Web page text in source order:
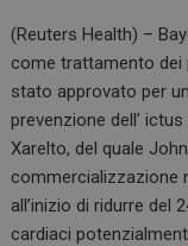
ce
b
o
o
k
ke
dI
n
(Reuters Health) –
come trattamento dei
stato approvato per
prevenzione dell’
Xarelto, del quale
commercializzazione
all’inizio di ridurre del
cardiaci